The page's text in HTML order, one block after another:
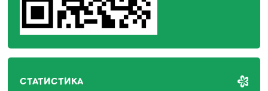
СТАТИСТИКА